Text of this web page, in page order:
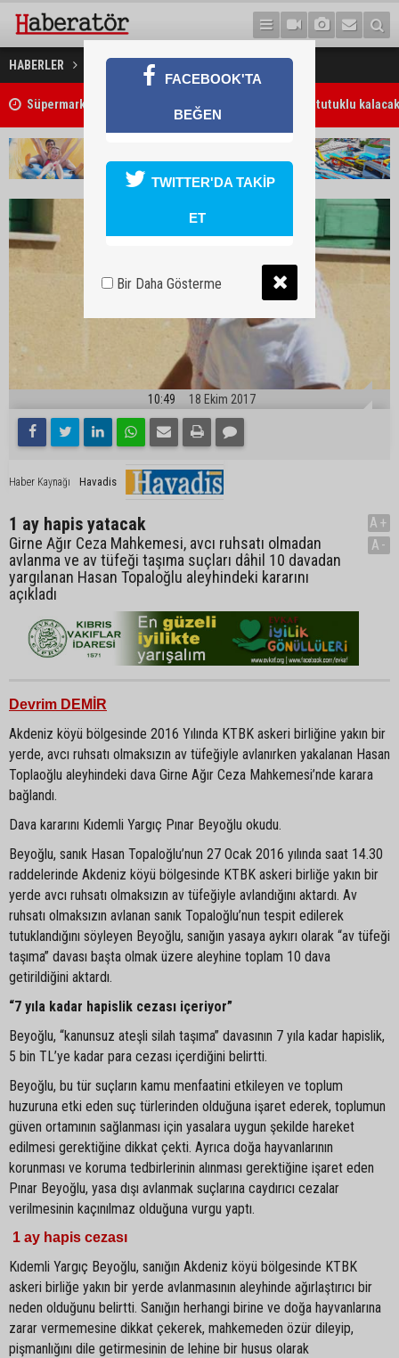
HABERLER GÜNDEM 1 ay hapis yatacak
7 Ağustos 2026 Döviz Kurları
10:49 18 Ekim 2017
Haber Kaynağı Havadis
1 ay hapis yatacak
Girne Ağır Ceza Mahkemesi, avcı ruhsatı olmadan
avlanma ve av tüfeği taşıma suçları dâhil 10 davadan
yargılanan Hasan Topaloğlu aleyhindeki kararını
açıkladı
A+
A-
Devrim DEMİR
Akdeniz köyü bölgesinde 2016 Yılında KTBK askeri birliğine yakın bir
yerde, avcı ruhsatı olmaksızın av tüfeğiyle avlanırken yakalanan Hasan
Toplaoğlu aleyhindeki dava Girne Ağır Ceza Mahkemesi’nde karara
bağlandı.
Dava kararını Kıdemli Yargıç Pınar Beyoğlu okudu.
Beyoğlu, sanık Hasan Topaloğlu’nun 27 Ocak 2016 yılında saat 14.30
raddelerinde Akdeniz köyü bölgesinde KTBK askeri birliğe yakın bir
yerde avcı ruhsatı olmaksızın av tüfeğiyle avlandığını aktardı. Av
ruhsatı olmaksızın avlanan sanık Topaloğlu’nun tespit edilerek
tutuklandığını söyleyen Beyoğlu, sanığın yasaya aykırı olarak “av tüfeği
taşıma” davası başta olmak üzere aleyhine toplam 10 dava
getirildiğini aktardı.
“7 yıla kadar hapislik cezası içeriyor”
Beyoğlu, “kanunsuz ateşli silah taşıma” davasının 7 yıla kadar hapislik,
5 bin TL’ye kadar para cezası içerdiğini belirtti.
Beyoğlu, bu tür suçların kamu menfaatini etkileyen ve toplum
huzuruna etki eden suç türlerinden olduğuna işaret ederek, toplumun
güven ortamının sağlanması için yasalara uygun şekilde hareket
edilmesi gerektiğine dikkat çekti. Ayrıca doğa hayvanlarının
korunması ve koruma tedbirlerinin alınması gerektiğine işaret eden
Pınar Beyoğlu, yasa dışı avlanmak suçlarına caydırıcı cezalar
verilmesinin kaçınılmaz olduğuna vurgu yaptı.
1 ay hapis cezası
Kıdemli Yargıç Beyoğlu, sanığın Akdeniz köyü bölgesinde KTBK
askeri birliğe yakın bir yerde avlanmasının aleyhinde ağırlaştırıcı bir
neden olduğunu belirtti. Sanığın herhangi birine ve doğa hayvanlarına
zarar vermemesine dikkat çekerek, mahkemeden özür dileyip,
pişmanlığını dile getirmesinin de lehine bir husus olarak
FACEBOOK'TA
BEĞEN
TWITTER'DA TAKİP
ET
Bir Daha Gösterme